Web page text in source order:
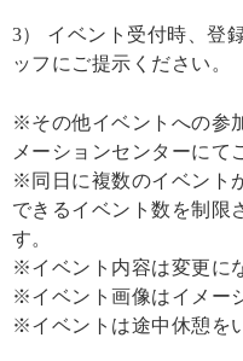
3） イベント受付時、登
ッフにご提示ください。
※その他イベントへの参
メーションセンターにて
※同日に複数のイベント
できるイベント数を制限
す。
※イベント内容は変更に
※イベント画像はイメー
※イベントは途中休憩を